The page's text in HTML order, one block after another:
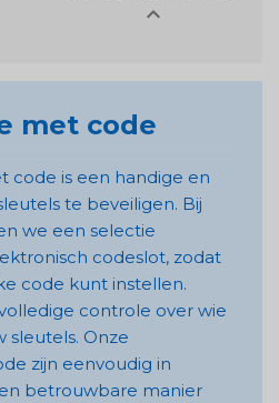

met code
code is een handige en
te beveiligen. Bij
we een selectie
codeslot, zodat
code kunt instellen.
controle over wie
Onze
zijn eenvoudig in
betrouwbare manier